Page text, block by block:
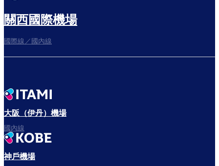
關西國際機場
國際線／國內線
大阪（伊丹）機場
國內線
神戶機場